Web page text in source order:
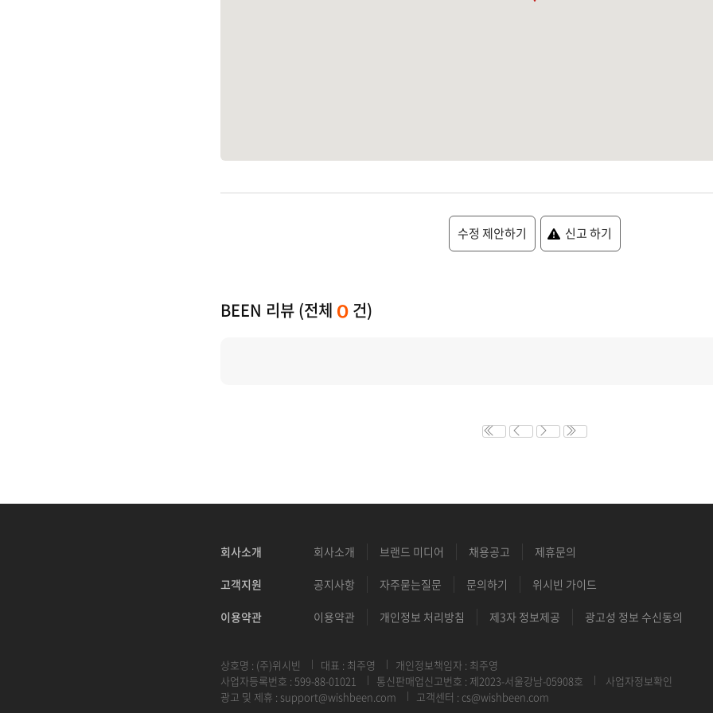
수정 제안하기 신고 하기
BEEN 리뷰 (전체 0 건)
회사소개 회사소개 브랜드 미디어 채용공고 제휴문의
고객지원 공지사항 자주묻는질문 문의하기 위시빈 가이드
이용약관 이용약관 개인정보 처리방침 제3자 정보제공 광고성 정보 수신동의
상호명 : (주)위시빈 대표 : 최주영
개인정보책임자 : 최주영
사업자등록번호 : 599-88-01021
통신판매업신고번호 : 제2023-서울강남-05908호
사업자정보확인
광고 및 제휴 : support@wishbeen.com 고객센터 : cs@wishbeen.com